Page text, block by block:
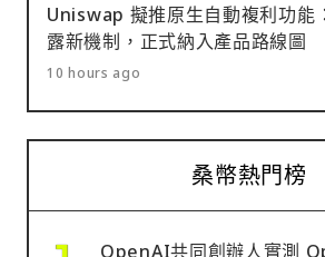
Uniswap 擬推原生自動複利功能
露新機制，正式納入產品路線圖
10 hours ago
桑幣熱門榜
OpenAI共同創辦人實測